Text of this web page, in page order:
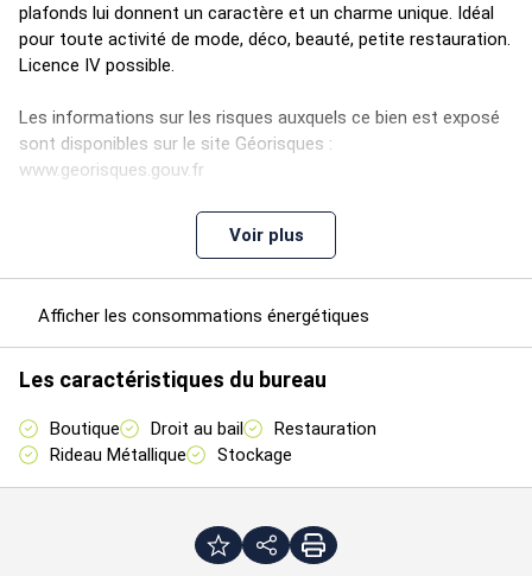
plafonds lui donnent un caractère et un charme unique. Idéal
pour toute activité de mode, déco, beauté, petite restauration.
Licence IV possible.
Les informations sur les risques auxquels ce bien est exposé
sont disponibles sur le site Géorisques :
www.georisques.gouv.fr
Rideau métallique
Accessibilité :
Situé dans BORDEAUX centre, Place Gambetta, sur l'axe le plus
Disponibilité : de suite
Loyer annuel : 19800 € HTHC
Voir plus
Afficher les consommations énergétiques
Les caractéristiques du bureau
Boutique Droit au bail
Restauration
Rideau Métallique
Stockage